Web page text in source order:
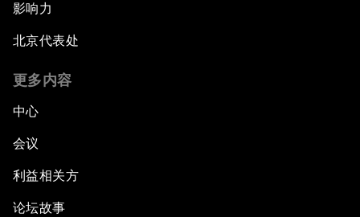
影响力
北京代表处
更多内容
中心
会议
利益相关方
论坛故事